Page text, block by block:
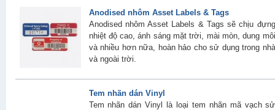
Anodised nhôm Asset Labels & Tags
Anodised nhôm Asset Labels & Tags sẽ chịu đựng
nhiệt độ cao, ánh sáng mặt trời, mài mòn, dung môi
và nhiều hơn nữa, hoàn hảo cho sử dụng trong nhà
và ngoài trời.
Tem nhãn dán Vinyl
Tem nhãn dán Vinyl là loại tem nhãn mã vạch sử